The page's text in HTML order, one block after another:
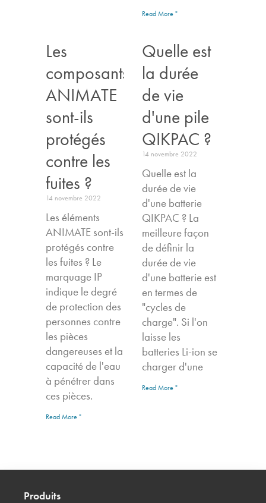
Read More "
Les
composants
ANIMATE
sont-ils
protégés
contre les
fuites ?
14 novembre 2022
Les éléments
ANIMATE sont-ils
protégés contre
les fuites ? Le
marquage IP
indique le degré
de protection des
personnes contre
les pièces
dangereuses et la
capacité de l'eau
à pénétrer dans
ces pièces.
Read More "
Quelle est
la durée
de vie
d'une pile
QIKPAC ?
14 novembre 2022
Quelle est la
durée de vie
d'une batterie
QIKPAC ? La
meilleure façon
de définir la
durée de vie
d'une batterie est
en termes de
"cycles de
charge". Si l'on
laisse les
batteries Li-ion se
charger d'une
Read More "
Produits